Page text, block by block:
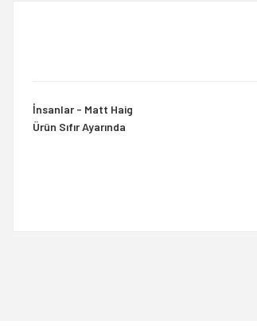
İnsanlar - Matt Haig
Ürün Sıfır Ayarında